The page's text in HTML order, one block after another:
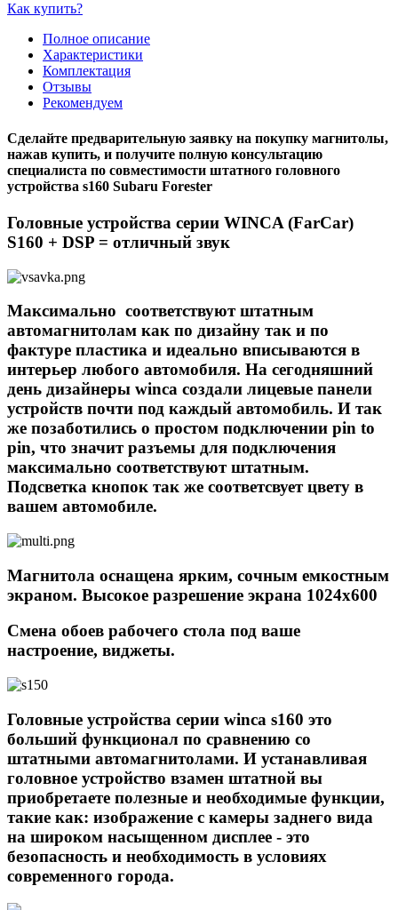
Как купить?
Полное описание
Характеристики
Комплектация
Отзывы
Рекомендуем
Сделайте предварительную заявку на покупку магнитолы,
нажав купить, и получите полную консультацию
специалиста по совместимости штатного головного
устройства s160 Subaru Forester
Головные устройства серии WINCA (FarCar)
S160 + DSP = отличный звук
Максимально соответствуют штатным
автомагнитолам как по дизайну так и по
фактуре пластика и идеально вписываются в
интерьер любого автомобиля. На сегодняшний
день дизайнеры winca создали лицевые панели
устройств почти под каждый автомобиль. И так
же позаботились о простом подключении pin to
pin, что значит разъемы для подключения
максимально соответствуют штатным.
Подсветка кнопок так же соответсвует цвету в
вашем автомобиле.
Магнитола оснащена ярким, сочным емкостным
экраном. Высокое разрешение экрана 1024х600
Смена обоев рабочего стола под ваше
настроение, виджеты.
Головные устройства серии winca s160 это
больший функционал по сравнению со
штатными автомагнитолами. И устанавливая
головное устройство взамен штатной вы
приобретаете полезные и необходимые функции,
такие как: изображение с камеры заднего вида
на широком насыщенном дисплее - это
безопасность и необходимость в условиях
современного города.